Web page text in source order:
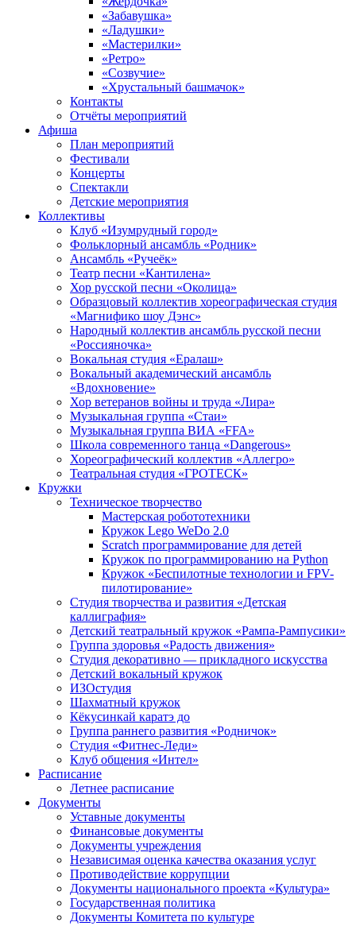
«Забавушка»
«Ладушки»
«Мастерилки»
«Ретро»
«Созвучие»
«Хрустальный башмачок»
Контакты
Отчёты мероприятий
Афиша
План мероприятий
Фестивали
Концерты
Спектакли
Детские мероприятия
Коллективы
Клуб «Изумрудный город»
Фольклорный ансамбль «Родник»
Ансамбль «Ручеёк»
Театр песни «Кантилена»
Хор русской песни «Околица»
Образцовый коллектив хореографическая студия
«Магнифико шоу Дэнс»
Народный коллектив ансамбль русской песни
«Россияночка»
Вокальная студия «Ералаш»
Вокальный академический ансамбль
«Вдохновение»
Хор ветеранов войны и труда «Лира»
Музыкальная группа «Стаи»
Музыкальная группа ВИА «FFA»
Школа современного танца «Dangerous»
Хореографический коллектив «Аллегро»
Театральная студия «ГРОТЕСК»
Кружки
Техническое творчество
Мастерская робототехники
Кружок Lego WeDo 2.0
Scratch программирование для детей
Кружок по программированию на Python
Кружок «Беспилотные технологии и FPV-
пилотирование»
Студия творчества и развития «Детская
каллиграфия»
Детский театральный кружок «Рампа-Рампусики»
Группа здоровья «Радость движения»
Студия декоративно — прикладного искусства
Детский вокальный кружок
ИЗОстудия
Шахматный кружок
Кёкусинкай каратэ до
Группа раннего развития «Родничок»
Cтудия «Фитнес-Леди»
Клуб общения «Интел»
Расписание
Летнее расписание
Документы
Уставные документы
Финансовые документы
Документы учреждения
Независимая оценка качества оказания услуг
Противодействие коррупции
Документы национального проекта «Культура»
Государственная политика
Документы Комитета по культуре